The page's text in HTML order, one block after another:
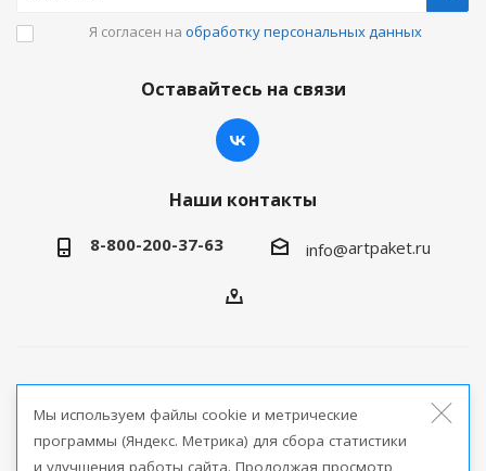
Я согласен на обработку персональных данных
Оставайтесь на связи
Наши контакты
8-800-200-37-63 info@artpaket.ru
продукции
Мы используем файлы cookie и метрические
программы (Яндекс. Метрика) для сбора статистики
и улучшения работы сайта. Продолжая просмотр